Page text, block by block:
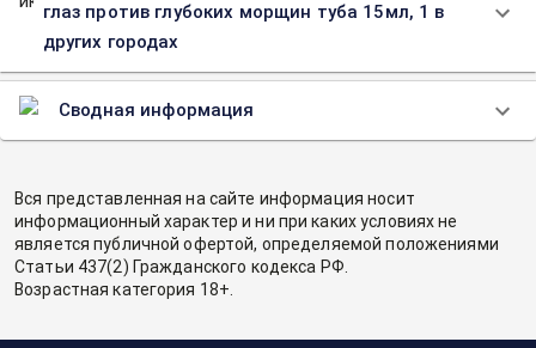
глаз против глубоких морщин туба 15мл, 1 в
других городах
Сводная информация
Вся представленная на сайте информация носит
информационный характер и ни при каких условиях не
является публичной офертой, определяемой положениями
Статьи 437(2) Гражданского кодекса РФ.
Возрастная категория 18+.